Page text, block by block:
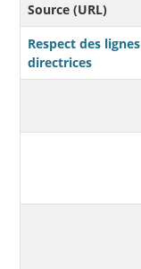
Source (URL)
Respect des lignes
directrices